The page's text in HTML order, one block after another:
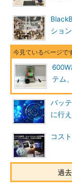
ショ
テム
バッ
に行
コス
過